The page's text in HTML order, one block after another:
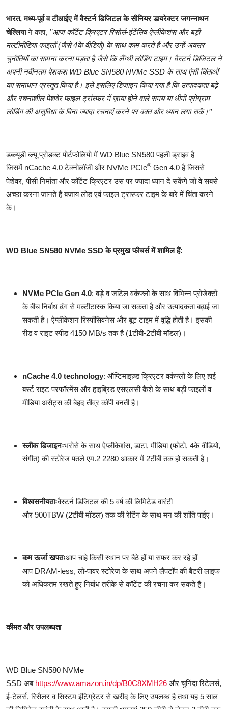
भारत, मध्य-पूर्व व टीआईए में वैस्टर्न डिजिटल के सीनियर डायरेक्टर जगन्नाथन
चेल्लियाने कहा, ’’आज कॉटेंट क्रिएटर रिसोर्स-इंटेंसिव ऐप्लीकेशंस और बड़ी
मल्टीमीडिया फाइलों (जैसे 4के वीडियो) के साथ काम करते हैं और उन्हें अक्सर
चुनौतियों का सामना करना पड़ता है जैसे कि लैंग्थी लोडिंग टाइम। वैस्टर्न डिजिटल ने
अपनी नवीनतम पेशकशWD Blue SN580 NVMe SSD के साथ ऐसी चिंताओं
का समाधान प्रस्तुत किया है। इसे इसलिए डिजाइन किया गया है कि उत्पादकता बढ़े
और रचनाशील पेशवेर फाइल ट्रांस्फर में ज़ाया होने वाले समय या धीमी प्रोग्राम
लोडिंग की असुविधा के बिना ज्यादा रचनाएं करने पर वक्त और ध्यान लगा सकें।’’
डब्ल्यूडी ब्ल्यू प्रोडक्ट पोर्टफोलियो में WD Blue SN580 पहली ड्राइव है
जिसमें nCache 4.0 टेक्नोलॉजी और NVMe PCIe® Gen 4.0 है जिससे
पेशेवर, पीसी निर्माता और कॉटेंट क्रिएटर उस पर ज्यादा ध्यान दे सकेंगे जो वे सबसे
अच्छा करना जानते हैं बजाय लोड एवं फाइल ट्रांस्फर टाइम के बारे में चिंता करने
के।
WD Blue SN580 NVMe SSDके प्रमुख फीचर्स में शामिल हैं:
NVMe PCIe Gen 4.0: बड़े व जटिल वर्कफ्लो के साथ विभिन्न प्रोजेक्टों
के बीच निर्बाध ढंग से मल्टीटास्क किया जा सकता है और उत्पादकता बढ़ाई जा
सकती है। ऐप्लीकेशन रिस्पाँसिवनेस औैर बूट टाइम में वृद्धि होती है। इसकी
रीड व राइट स्पीड 4150 MB/s तक है (1टीबी-2टीबी मॉडल)।
nCache 4.0 technology: ऑप्टिमाइज़्ड क्रिएटर वर्कफ्लो के लिए हाई
बर्स्ट राइट परफॉरमेंस और हाइब्रिड एसएलसी कैशे के साथ बड़ी फाइलों व
मीडिया असैट्स की बेहद तीव्र कॉपी बनती है।
स्लीक डिजाइनःभरोसे के साथ ऐप्लीकेशंस, डाटा, मीडिया (फोटो, 4के वीडियो,
संगीत) की स्टोरेज पतले एम.2 2280 आकार में 2टीबी तक हो सकती है।
विश्वसनीयताःवैस्टर्न डिजिटल की 5 वर्ष की लिमिटेड वारंटी
और 900TBW (2टीबी मॉडल) तक की रेटिंग के साथ मन की शांति पाईए।
कम ऊर्जा खपतःआप चाहे किसी स्थान पर बैठे हों या सफर कर रहे हों
आप DRAM-less, लो-पावर स्टोरेज के साथ अपने लैपटॉप की बैटरी लाइफ
को अधिकतम रखते हुए निर्बाध तरीके से कॉटेंट की रचना कर सकते हैं।
कीमत और उपलब्धता
WD Blue SN580 NVMe
SSD अब https://www.amazon.in/dp/B0C8XMH26 और चुनिंदा रिटेलर्स,
ई-टेलर्स, रिसैलर व सिस्टम इंटिग्रेटर से खरीद के लिए उपलब्ध है तथा यह 5 साल